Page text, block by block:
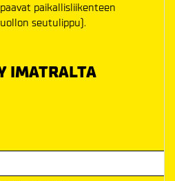
paikallisliikenteen
seutulippu).
IMATRALTA